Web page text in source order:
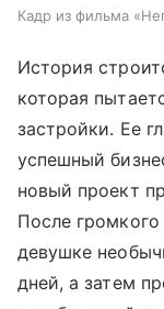
Кадр из фильма
История
которая
застройки. Ее
успешный
новый проект
После
девушке
дней, а затем